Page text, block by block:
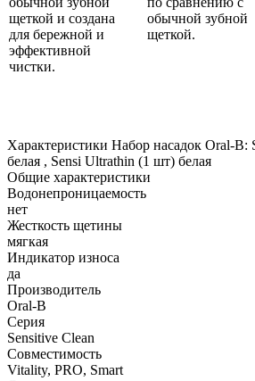
щеткой и создана
для бережной и
эффективной
чистки.
обычной зубной
щеткой.
Характеристики Набор насадок Oral-B:
белая , Sensi Ultrathin (1 шт) белая
Общие характеристики
Водонепроницаемость
нет
Жесткость щетины
мягкая
Индикатор износа
да
Производитель
Oral-B
Серия
Sensitive Clean
Совместимость
Vitality, PRO, Smart